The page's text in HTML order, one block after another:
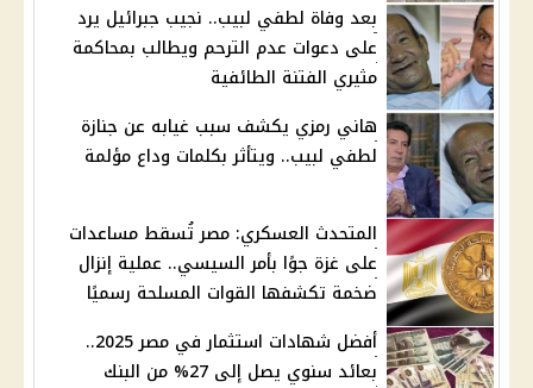
بعد وفاة لطفي لبيب.. نجيب جبرائيل يرد
على دعوات عدم الترحم ويطالب بمحاكمة
مثيري الفتنة الطائفية
هاني رمزي يكشف سبب غيابه عن جنازة
لطفي لبيب.. ويتأثر بكلمات وداع مؤلمة
المتحدث العسكري: مصر تُسقط مساعدات
على غزة جوًا بأمر السيسي.. عملية إنزال
ضخمة تكشفها القوات المسلحة رسميًا
أفضل شهادات استثمار في مصر 2025..
بعائد سنوي يصل إلى 27% من البنك